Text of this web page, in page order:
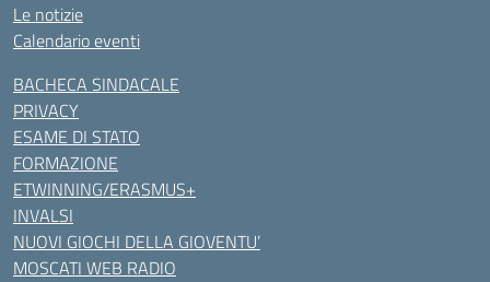
Le notizie
Calendario eventi
BACHECA SINDACALE
PRIVACY
ESAME DI STATO
FORMAZIONE
ETWINNING/ERASMUS+
INVALSI
NUOVI GIOCHI DELLA GIOVENTU’
MOSCATI WEB RADIO